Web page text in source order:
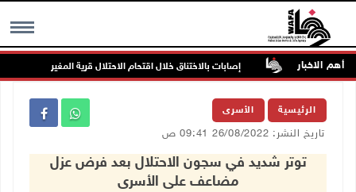
MENU أهم الاخبار
بالخطر إصابات بالاختناق خلال اقتحام الاحتلال قرية المغير
الرئيسية الأسرى
تاريخ النشر: 26/08/2022 09:41 ص
توتر شديد في سجون الاحتلال بعد فرض عزل
مضاعف على الأسرى